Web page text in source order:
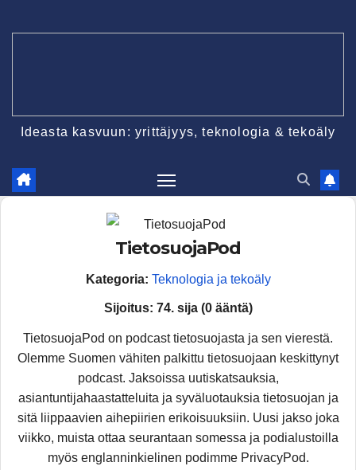
Ideasta kasvuun: yrittäjyys, teknologia & tekoäly
TietosuojaPod
Kategoria: Teknologia ja tekoäly
Sijoitus: 74. sija (0 ääntä)
TietosuojaPod on podcast tietosuojasta ja sen vierestä.
Olemme Suomen vähiten palkittu tietosuojaan keskittynyt
podcast. Jaksoissa uutiskatsauksia,
asiantuntijahaastatteluita ja syväluotauksia tietosuojan ja
sitä liippaavien aihepiirien erikoisuuksiin. Uusi jakso joka
viikko, muista ottaa seurantaan somessa ja podialustoilla
myös englanninkielinen podimme PrivacyPod.